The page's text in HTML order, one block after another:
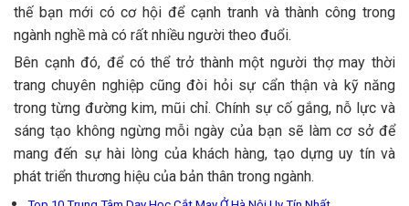
thế bạn mới có cơ hội để cạnh tranh và thành công trong
ngành nghề mà có rất nhiều người theo đuổi.
Bên cạnh đó, để có thể trở thành một người thợ may thời
trang chuyên nghiệp cũng đòi hỏi sự cẩn thận và kỹ năng
trong từng đường kim, mũi chỉ. Chính sự cố gắng, nỗ lực và
sáng tạo không ngừng mỗi ngày của bạn sẽ làm cơ sở để
mang đến sự hài lòng của khách hàng, tạo dựng uy tín và
phát triển thương hiệu của bản thân trong ngành.